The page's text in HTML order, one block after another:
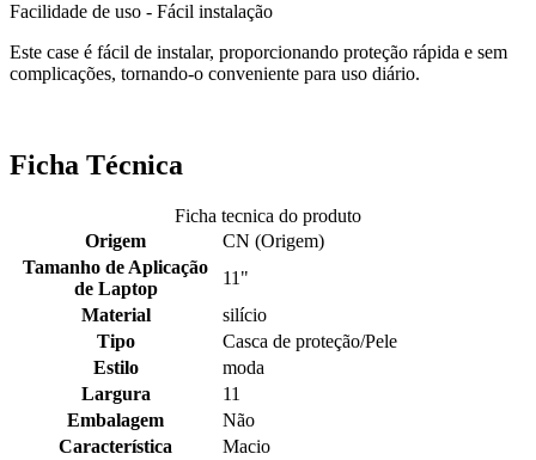
Facilidade de uso - Fácil instalação
Este case é fácil de instalar, proporcionando proteção rápida e sem
complicações, tornando-o conveniente para uso diário.
Ficha Técnica
Ficha tecnica do produto
Origem
CN (Origem)
Tamanho de Aplicação
de Laptop
11"
Material
silício
Tipo
Casca de proteção/Pele
Estilo
moda
Largura
11
Embalagem
Não
Característica
Macio